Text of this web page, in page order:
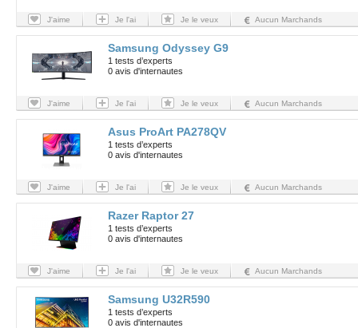
J'aime Je l'ai Je le veux Aucun Marchands
Samsung Odyssey G9
1 tests d’experts
0 avis d'internautes
J'aime Je l'ai Je le veux Aucun Marchands
Asus ProArt PA278QV
1 tests d’experts
0 avis d'internautes
J'aime Je l'ai Je le veux Aucun Marchands
Razer Raptor 27
1 tests d’experts
0 avis d'internautes
J'aime Je l'ai Je le veux Aucun Marchands
Samsung U32R590
1 tests d’experts
0 avis d'internautes